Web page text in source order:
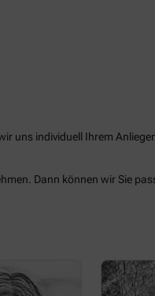
uns individuell Ihrem
Dann können wir Sie